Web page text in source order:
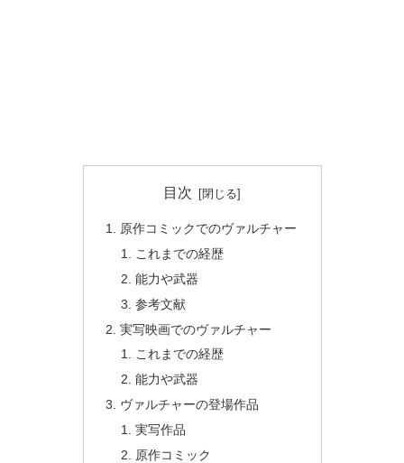
目次
原作コミックでのヴァルチャー
これまでの経歴
能力や武器
参考文献
実写映画でのヴァルチャー
これまでの経歴
能力や武器
ヴァルチャーの登場作品
実写作品
原作コミック